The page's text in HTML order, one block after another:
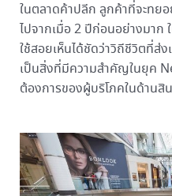
ในตลาดค้าปลีก ลูกค้าที่จะทย
ไปจากเมื่อ 2 ปีก่อนอย่างมา
ใช้สอยเห็นได้ชัดว่าวิถีชีวิตที่ส่
เป็นสิ่งที่มีความสำคัญในยุค
ต้องการของผู้บริโภคในด้านสิ